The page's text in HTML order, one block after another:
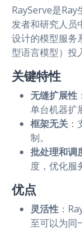
RayServe是
发者和研究人员
设计的模型服务
型语言模型）投
关键特性
无缝扩展性
单台机器扩
框架无关
制。
批处理和调
度，优化服
优点
灵活性 ：
至可以为同